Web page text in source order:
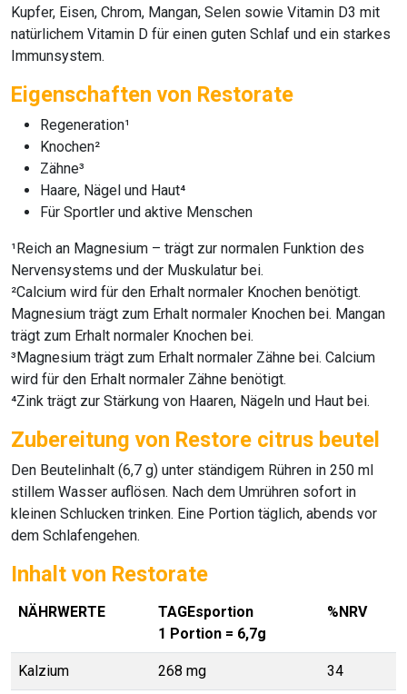
Kupfer, Eisen, Chrom, Mangan, Selen sowie Vitamin D3 mit
natürlichem Vitamin D für einen guten Schlaf und ein starkes
Immunsystem.
Eigenschaften von Restorate
Regeneration¹
Knochen²
Zähne³
Haare, Nägel und Haut⁴
Für Sportler und aktive Menschen
¹Reich an Magnesium – trägt zur normalen Funktion des
Nervensystems und der Muskulatur bei.
²Calcium wird für den Erhalt normaler Knochen benötigt.
Magnesium trägt zum Erhalt normaler Knochen bei. Mangan
trägt zum Erhalt normaler Knochen bei.
³Magnesium trägt zum Erhalt normaler Zähne bei. Calcium
wird für den Erhalt normaler Zähne benötigt.
⁴Zink trägt zur Stärkung von Haaren, Nägeln und Haut bei.
Zubereitung von Restore citrus beutel
Den Beutelinhalt (6,7 g) unter ständigem Rühren in 250 ml
stillem Wasser auflösen. Nach dem Umrühren sofort in
kleinen Schlucken trinken. Eine Portion täglich, abends vor
dem Schlafengehen.
Inhalt von Restorate
NÄHRWERTE
TAGEsportion
1 Portion = 6,7g
%NRV
Kalzium 268 mg 34